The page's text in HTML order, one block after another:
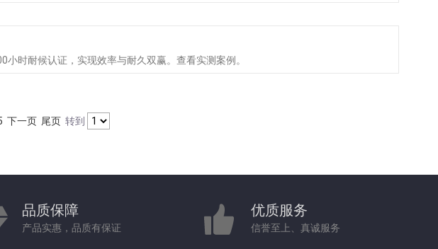
时耐候认证，实现效率与耐久双赢。查看实测案例。
下一页 尾页 转到
品质保障
产品实惠，品质有保证
优质服务
信誉至上、真诚服务